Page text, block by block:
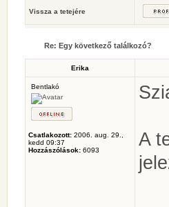
Vissza a tetejére
Re: Egy következő találkozó?
Erika
Bentlakó
Csatlakozott: 2006. aug. 29.,
kedd 09:37
Hozzászólások: 6093
A